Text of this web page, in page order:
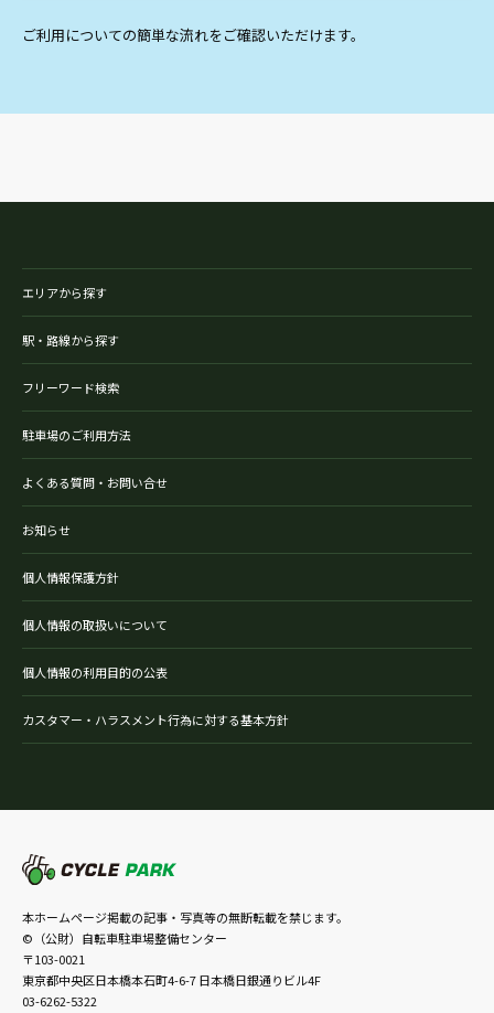
ご利用についての簡単な流れをご確認いただけます。
エリアから探す
駅・路線から探す
フリーワード検索
駐車場のご利用方法
よくある質問・お問い合せ
お知らせ
個人情報保護方針
個人情報の取扱いについて
個人情報の利用目的の公表
カスタマー・ハラスメント行為に対する基本方針
本ホームページ掲載の記事・写真等の無断転載を禁じます。
©（公財）自転車駐車場整備センター
〒103-0021
東京都中央区日本橋本石町4-6-7 日本橋日銀通りビル4F
03-6262-5322